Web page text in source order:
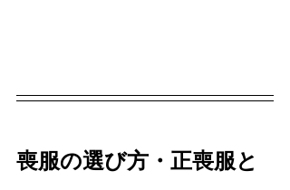
喪服の選び方・正喪服と